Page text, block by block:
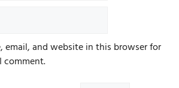
email, and website in this browser for
comment.